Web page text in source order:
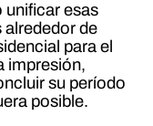
unificar esas
de
para el
impresión,
su período
posible.